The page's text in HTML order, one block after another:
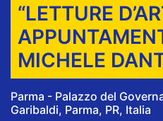
“LETTURE
MICHELE
Parma - Palazzo del
Garibaldi, Parma, PR, Italia